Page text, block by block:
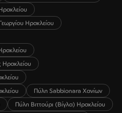
Ηρακλείου
Πύλη Sabbionara Χανίων
Πύλη Βιττούρι (Βίγλα) Ηρακλείου